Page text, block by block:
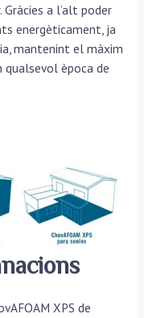
a l’alt poder
energèticament, ja
mantenint el màxim
època de
XPS de